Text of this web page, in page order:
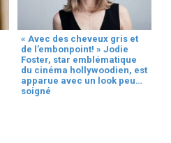
« Avec des cheveux gris et
de l’embonpoint! » Jodie
Foster, star emblématique
du cinéma hollywoodien, est
apparue avec un look peu
soigné